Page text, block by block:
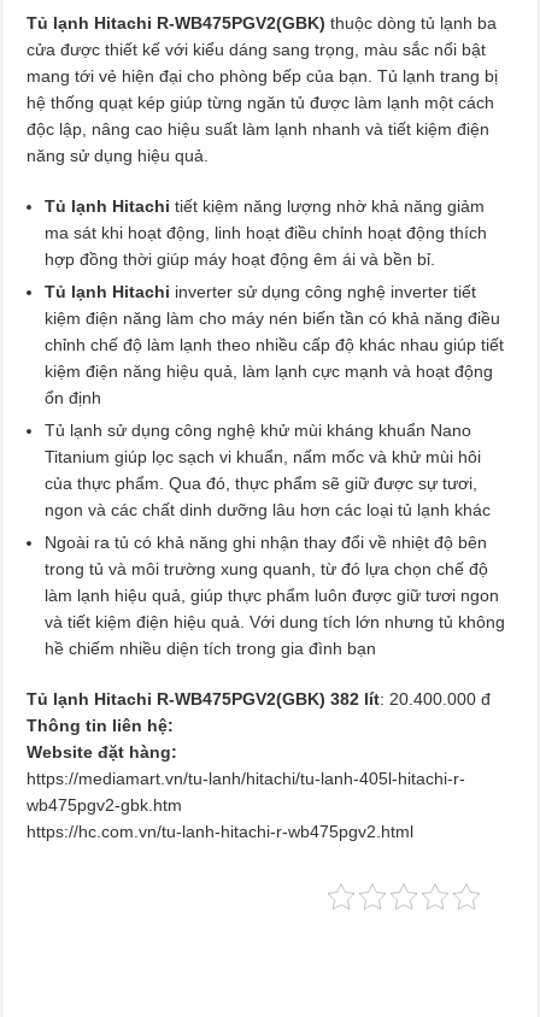
Tủ lạnh Hitachi R-WB475PGV2(GBK)thuộc dòng tủ lạnh ba
cửa được thiết kế với kiểu dáng sang trọng, màu sắc nổi bật
mang tới vẻ hiện đại cho phòng bếp của bạn. Tủ lạnh trang bị
hệ thống quạt kép giúp từng ngăn tủ được làm lạnh một cách
độc lập, nâng cao hiệu suất làm lạnh nhanh và tiết kiệm điện
năng sử dụng hiệu quả.
Tủ lạnh Hitachi tiết kiệm năng lượng nhờ khả năng giảm
ma sát khi hoạt động, linh hoạt điều chỉnh hoạt động thích
hợp đồng thời giúp máy hoạt động êm ái và bền bỉ.
Tủ lạnh Hitachi inverter sử dụng công nghệ inverter tiết
kiệm điện năng làm cho máy nén biến tần có khả năng điều
chỉnh chế độ làm lạnh theo nhiều cấp độ khác nhau giúp tiết
kiệm điện năng hiệu quả, làm lạnh cực mạnh và hoạt động
ổn định
Tủ lạnh sử dụng công nghệ khử mùi kháng khuẩn Nano
Titanium giúp lọc sạch vi khuẩn, nấm mốc và khử mùi hôi
của thực phẩm. Qua đó, thực phẩm sẽ giữ được sự tươi,
ngon và các chất dinh dưỡng lâu hơn các loại tủ lạnh khác
Ngoài ra tủ có khả năng ghi nhận thay đổi về nhiệt độ bên
trong tủ và môi trường xung quanh, từ đó lựa chọn chế độ
làm lạnh hiệu quả, giúp thực phẩm luôn được giữ tươi ngon
và tiết kiệm điện hiệu quả. Với dung tích lớn nhưng tủ không
hề chiếm nhiều diện tích trong gia đình bạn
Tủ lạnh Hitachi R-WB475PGV2(GBK) 382 lít: 20.400.000 đ
Thông tin liên hệ:
Website đặt hàng:
https://mediamart.vn/tu-lanh/hitachi/tu-lanh-405l-hitachi-r-
wb475pgv2-gbk.htm
https://hc.com.vn/tu-lanh-hitachi-r-wb475pgv2.html